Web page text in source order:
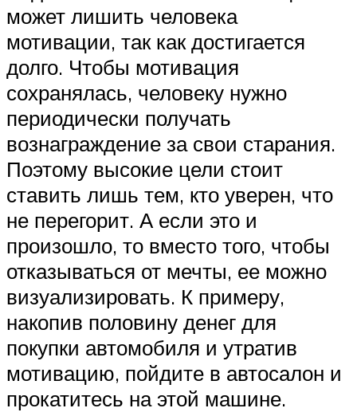
может лишить человека
мотивации, так как достигается
долго. Чтобы мотивация
сохранялась, человеку нужно
периодически получать
вознаграждение за свои старания.
Поэтому высокие цели стоит
ставить лишь тем, кто уверен, что
не перегорит. А если это и
произошло, то вместо того, чтобы
отказываться от мечты, ее можно
визуализировать. К примеру,
накопив половину денег для
покупки автомобиля и утратив
мотивацию, пойдите в автосалон и
прокатитесь на этой машине.